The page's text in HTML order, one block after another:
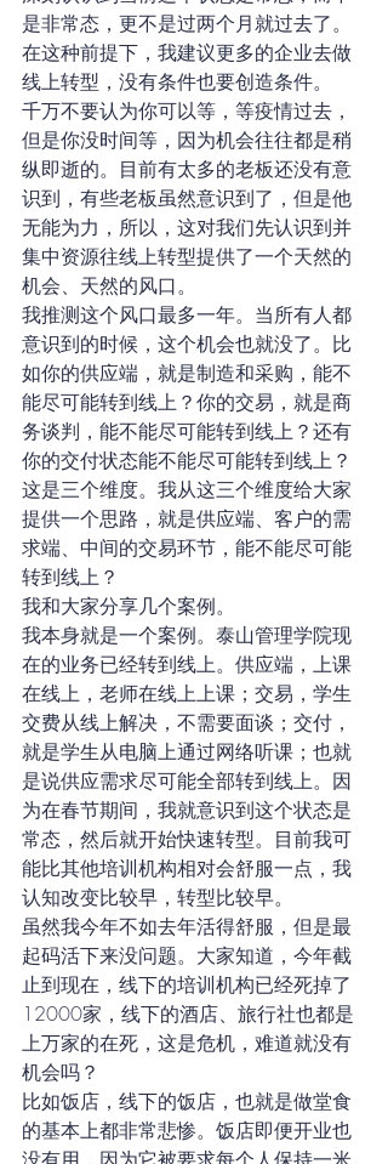
是非常态，更不是过两个月就过去了。
在这种前提下，我建议更多的企业去做
线上转型，没有条件也要创造条件。
千万不要认为你可以等，等疫情过去，
但是你没时间等，因为机会往往都是稍
纵即逝的。目前有太多的老板还没有意
识到，有些老板虽然意识到了，但是他
无能为力，所以，这对我们先认识到并
集中资源往线上转型提供了一个天然的
机会、天然的风口。
我推测这个风口最多一年。当所有人都
意识到的时候，这个机会也就没了。比
如你的供应端，就是制造和采购，能不
能尽可能转到线上？你的交易，就是商
务谈判，能不能尽可能转到线上？还有
你的交付状态能不能尽可能转到线上？
这是三个维度。我从这三个维度给大家
提供一个思路，就是供应端、客户的需
求端、中间的交易环节，能不能尽可能
转到线上？
我和大家分享几个案例。
我本身就是一个案例。泰山管理学院现
在的业务已经转到线上。供应端，上课
在线上，老师在线上上课；交易，学生
交费从线上解决，不需要面谈；交付，
就是学生从电脑上通过网络听课；也就
是说供应需求尽可能全部转到线上。因
为在春节期间，我就意识到这个状态是
常态，然后就开始快速转型。目前我可
能比其他培训机构相对会舒服一点，我
认知改变比较早，转型比较早。
虽然我今年不如去年活得舒服，但是最
起码活下来没问题。大家知道，今年截
止到现在，线下的培训机构已经死掉了
12000家，线下的酒店、旅行社也都是
上万家的在死，这是危机，难道就没有
机会吗？
比如饭店，线下的饭店，也就是做堂食
的基本上都非常悲惨。饭店即便开业也
没有用，因为它被要求每个人保持一米